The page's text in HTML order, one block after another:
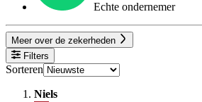
Echte ondernemer
Meer over de zekerheden
Filters
Sorteren
Niels